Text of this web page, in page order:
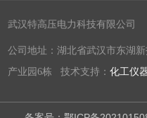
武汉特高压电力科技有限公司
公司地址：湖北省武汉市东湖
产业园6栋 技术支持：化工仪